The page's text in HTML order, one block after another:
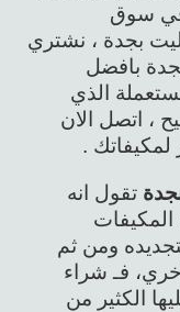
في سوق
بجدة ، نشتري
بافضل
الذي
، اتصل الان
لمكيفاتك .
تقول انه
ومن ثم
فـ شراء
الكثير من